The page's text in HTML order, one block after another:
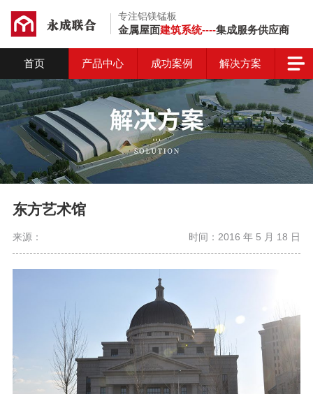
专注铝镁锰板
金属屋面建筑系统----集成服务供应商
首页 产品中心 成功案例 解决方案
东方艺术馆
来源： 时间：2016 年 5 月 18 日